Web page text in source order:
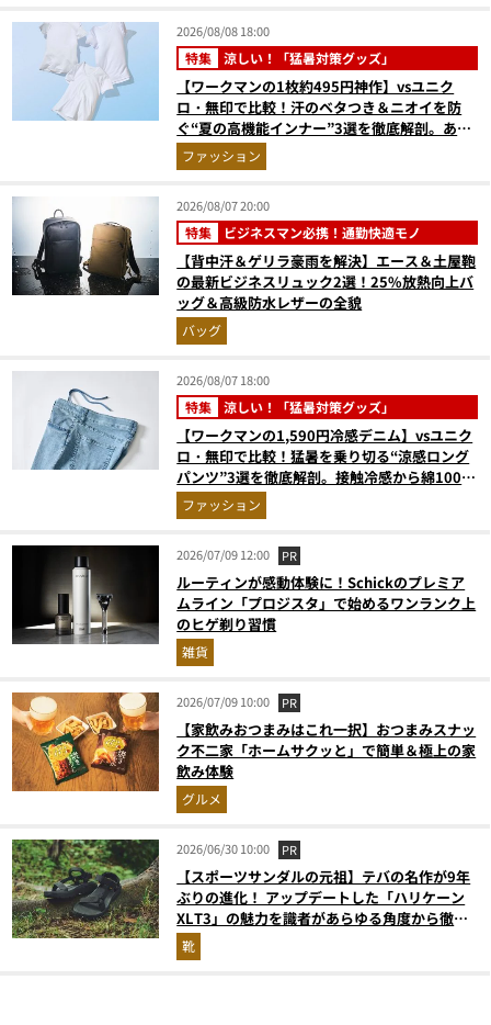
2026/08/08 18:00
特集 涼しい！「猛暑対策グッズ」
【ワークマンの1枚約495円神作】vsユニク
ロ・無印で比較！汗のベタつき＆ニオイを防
ぐ“夏の高機能インナー”3選を徹底解剖。あな
たに最適な1着は？
ファッション
2026/08/07 20:00
特集 ビジネスマン必携！通勤快適モノ
【背中汗＆ゲリラ豪雨を解決】エース＆土屋鞄
の最新ビジネスリュック2選！25%放熱向上バ
ッグ＆高級防水レザーの全貌
バッグ
2026/08/07 18:00
特集 涼しい！「猛暑対策グッズ」
【ワークマンの1,590円冷感デニム】vsユニク
ロ・無印で比較！猛暑を乗り切る“涼感ロング
パンツ”3選を徹底解剖。接触冷感から綿100%
まで決定版
ファッション
2026/07/09 12:00 PR
ルーティンが感動体験に！Schickのプレミア
ムライン「プロジスタ」で始めるワンランク上
のヒゲ剃り習慣
雑貨
2026/07/09 10:00 PR
【家飲みおつまみはこれ一択】おつまみスナッ
ク不二家「ホームサクッと」で簡単＆極上の家
飲み体験
グルメ
2026/06/30 10:00 PR
【スポーツサンダルの元祖】テバの名作が9年
ぶりの進化！ アップデートした「ハリケーン
XLT3」の魅力を識者があらゆる角度から徹底
解説！
靴